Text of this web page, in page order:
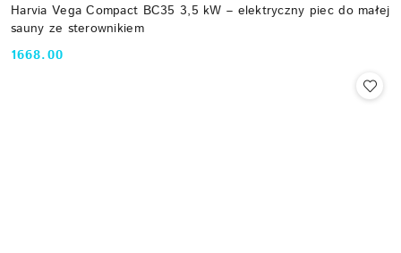
Harvia Vega Compact BC35 3,5 kW – elektryczny piec do małej
sauny ze sterownikiem
Cena:
1668.00